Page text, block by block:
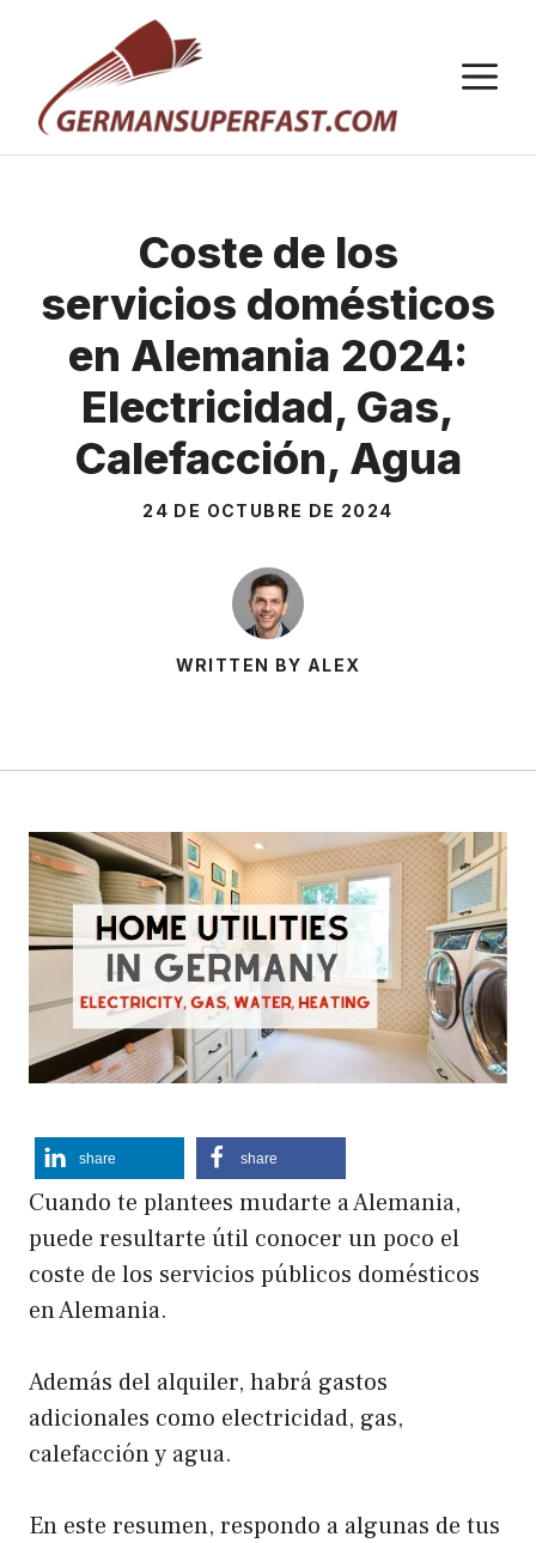
contenido
Coste de los
servicios domésticos
en Alemania 2024:
Electricidad, Gas,
Calefacción, Agua
24 DE OCTUBRE DE 2024
WRITTEN BY ALEX
share share
Cuando te plantees mudarte a Alemania,
puede resultarte útil conocer un poco el
coste de los servicios públicos domésticos
en Alemania.
Además del alquiler, habrá gastos
adicionales como electricidad, gas,
calefacción y agua.
En este resumen, respondo a algunas de tus